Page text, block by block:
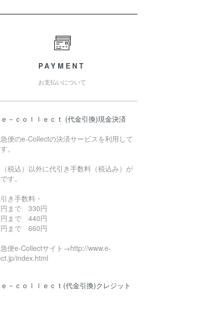
PAYMENT
お支払いについて
－ｃｏｌｌｅｃｔ (代金引換)現金決済
便のe-Collectの決済サービスを利用して
。
税込）以外に代引き手数料（税込み）が
す。
引き手数料・
まで 330円
円まで 440円
まで 660円
便e-Collectサイト→http://www.e-
index.html
－ｃｏｌｌｅｃｔ(代金引換)クレジット